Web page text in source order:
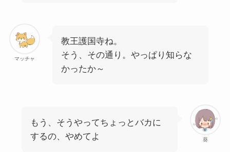
マッチャ
教王護国寺ね。
そう、その通り。やっぱり知らな
かったか～
葵
もう、そうやってちょっとバカに
するの、やめてよ